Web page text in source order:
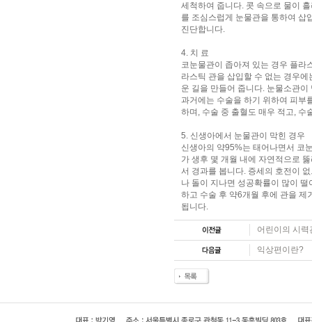
세척하여 줍니다. 콧 속으로 물이
를 조심스럽게 눈물관을 통하여 삽
진단합니다.
4. 치 료
코눈물관이 좁아져 있는 경우 플라
라스틱 관을 삽입할 수 없는 경우
운 길을 만들어 줍니다. 눈물소관
과거에는 수술을 하기 위하여 피부
하며, 수술 중 출혈도 매우 적고, 수
5. 신생아에서 눈물관이 막힌 경우
신생아의 약95%는 태어나면서 코
가 생후 몇 개월 내에 자연적으로
서 경과를 봅니다. 증세의 호전이
나 돌이 지나면 성공확률이 많이
하고 수술 후 약6개월 후에 관을 제
됩니다.
어린이의 시력
익상편이란?